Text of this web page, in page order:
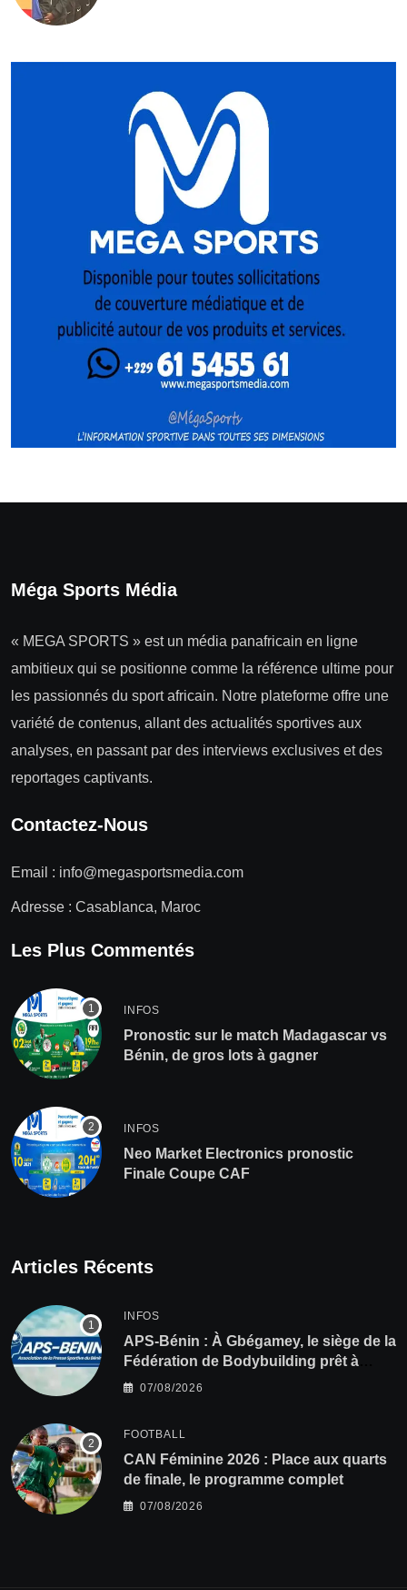
Méga Sports Média
« MEGA SPORTS » est un média panafricain en ligne
ambitieux qui se positionne comme la référence ultime pour
les passionnés du sport africain. Notre plateforme offre une
variété de contenus, allant des actualités sportives aux
analyses, en passant par des interviews exclusives et des
reportages captivants.
Contactez-Nous
Email : info@megasportsmedia.com
Adresse : Casablanca, Maroc
Les Plus Commentés
INFOS
Pronostic sur le match Madagascar vs
Bénin, de gros lots à gagner
INFOS
Neo Market Electronics pronostic
Finale Coupe CAF
Articles Récents
INFOS
APS-Bénin : À Gbégamey, le siège de la
Fédération de Bodybuilding prêt à
accueillir l’AG élective 2026
07/08/2026
FOOTBALL
CAN Féminine 2026 : Place aux quarts
de finale, le programme complet
07/08/2026